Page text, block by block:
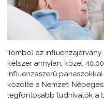
Tombol az
kétszer annyian, közel
influenzaszerű
közölte a Nemzeti
legfontosabb tudnivalók a